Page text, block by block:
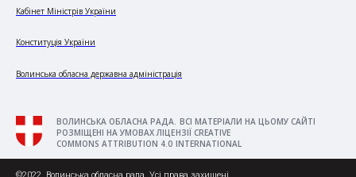
Кабінет Міністрів України
Конституція України
Волинська обласна державна адміністрація
ВОЛИНСЬКА ОБЛАСНА РАДА. ВСІ МАТЕРІАЛИ НА ЦЬОМУ САЙТІ
РОЗМІЩЕНІ НА УМОВАХ ЛІЦЕНЗІЇ CREATIVE
COMMONS ATTRIBUTION 4.0 INTERNATIONAL